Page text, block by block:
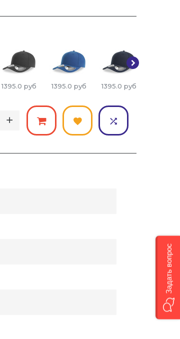
1395.0 руб 1395.0 руб 1395.0 руб
Задать вопрос